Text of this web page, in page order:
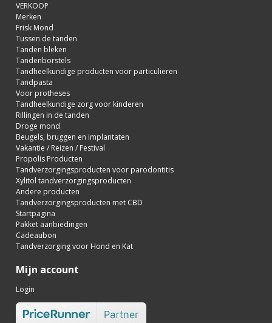
VERKOOP
Merken
Frisk Mond
Tussen de tanden
Tanden bleken
Tandenborstels
Tandheelkundige producten voor particulieren
Tandpasta
Voor protheses
Tandheelkundige zorg voor kinderen
Rillingen in de tanden
Droge mond
Beugels, bruggen en implantaten
Vakantie / Reizen / Festival
Propolis Producten
Tandverzorgingsproducten voor parodontitis
Xylitol tandverzorgingsproducten
Andere producten
Tandverzorgingsproducten met CBD
Startpagina
Pakket aanbiedingen
Cadeaubon
Tandverzorging voor Hond en Kat
Mijn account
Login